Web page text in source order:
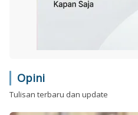
Opini
Tulisan terbaru dan update